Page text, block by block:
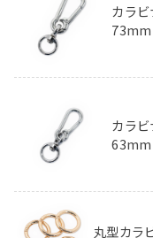
カラ
カラ
63mm
丸型カラ